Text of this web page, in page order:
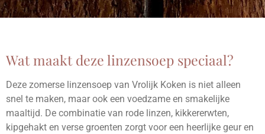
Wat maakt deze linzensoep speciaal?
Deze zomerse linzensoep van Vrolijk Koken is niet alleen
snel te maken, maar ook een voedzame en smakelijke
maaltijd. De combinatie van rode linzen, kikkererwten,
kipgehakt en verse groenten zorgt voor een heerlijke geur en